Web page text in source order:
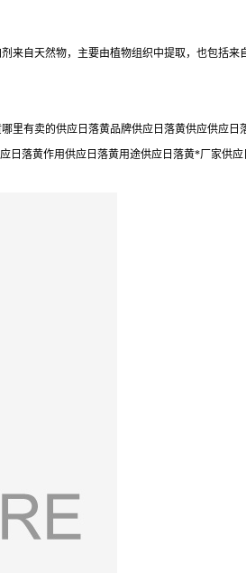
来自天然物，主要由植物组织中提取，也包括
里有卖的供应日落黄品牌供应日落黄供应供应
日落黄作用供应日落黄用途供应日落黄*厂家供应